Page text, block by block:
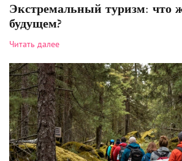
Экстремальный туризм: что
будущем?
Читать далее